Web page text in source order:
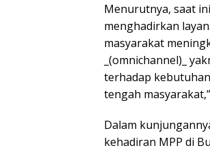
Menurutnya, saat
menghadirkan
masyarakat
_(omnichannel)_
terhadap
tengah
Dalam
kehadiran MPP di